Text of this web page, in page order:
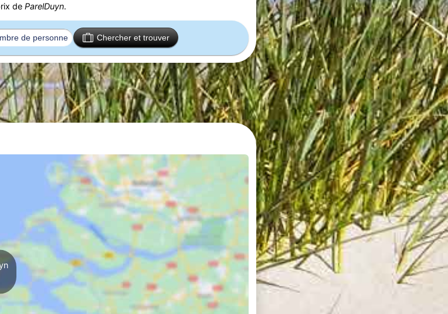
de ParelDuyn.
Chercher et trouver